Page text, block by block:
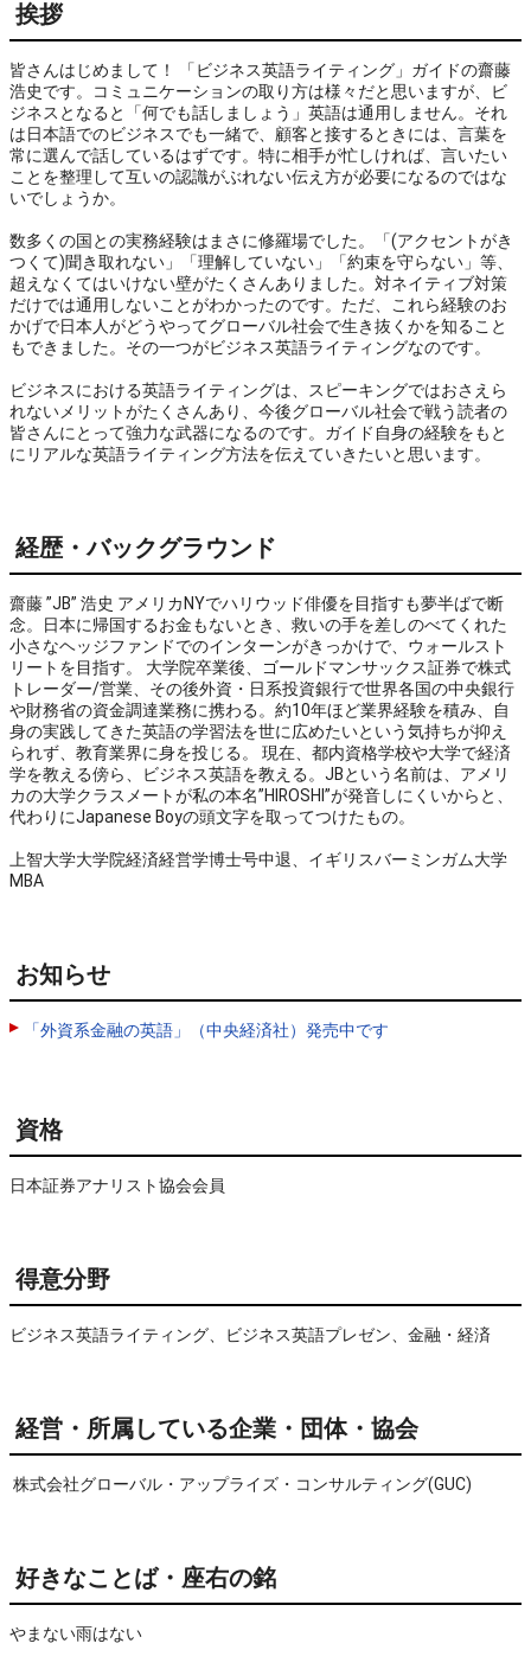
挨拶
皆さんはじめまして！ 「ビジネス英語ライティング」ガイドの齋藤
浩史です。コミュニケーションの取り方は様々だと思いますが、ビ
ジネスとなると「何でも話しましょう」英語は通用しません。それ
は日本語でのビジネスでも一緒で、顧客と接するときには、言葉を
常に選んで話しているはずです。特に相手が忙しければ、言いたい
ことを整理して互いの認識がぶれない伝え方が必要になるのではな
いでしょうか。
数多くの国との実務経験はまさに修羅場でした。「(アクセントがき
つくて)聞き取れない」「理解していない」「約束を守らない」等、
超えなくてはいけない壁がたくさんありました。対ネイティブ対策
だけでは通用しないことがわかったのです。ただ、これら経験のお
かげで日本人がどうやってグローバル社会で生き抜くかを知ること
もできました。その一つがビジネス英語ライティングなのです。
ビジネスにおける英語ライティングは、スピーキングではおさえら
れないメリットがたくさんあり、今後グローバル社会で戦う読者の
皆さんにとって強力な武器になるのです。ガイド自身の経験をもと
にリアルな英語ライティング方法を伝えていきたいと思います。
経歴・バックグラウンド
齋藤 ”JB” 浩史 アメリカNYでハリウッド俳優を目指すも夢半ばで断
念。日本に帰国するお金もないとき、救いの手を差しのべてくれた
小さなヘッジファンドでのインターンがきっかけで、ウォールスト
リートを目指す。 大学院卒業後、ゴールドマンサックス証券で株式
トレーダー/営業、その後外資・日系投資銀行で世界各国の中央銀行
や財務省の資金調達業務に携わる。約10年ほど業界経験を積み、自
身の実践してきた英語の学習法を世に広めたいという気持ちが抑え
られず、教育業界に身を投じる。 現在、都内資格学校や大学で経済
学を教える傍ら、ビジネス英語を教える。JBという名前は、アメリ
カの大学クラスメートが私の本名”HIROSHI”が発音しにくいからと、
代わりにJapanese Boyの頭文字を取ってつけたもの。
上智大学大学院経済経営学博士号中退、イギリスバーミンガム大学
MBA
お知らせ
「外資系金融の英語」（中央経済社）発売中です
資格
日本証券アナリスト協会会員
得意分野
ビジネス英語ライティング、ビジネス英語プレゼン、金融・経済
経営・所属している企業・団体・協会
株式会社グローバル・アップライズ・コンサルティング(GUC)
好きなことば・座右の銘
やまない雨はない